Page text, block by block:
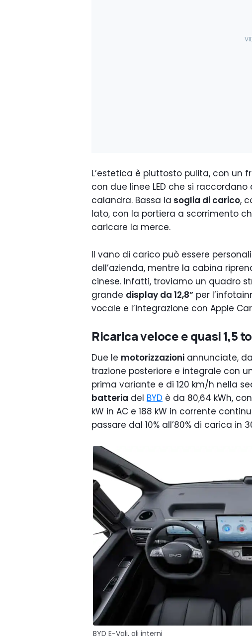
L’estetica è piuttosto pulita, con un
con due linee LED che si
calandra. Bassa la soglia di carico,
lato, con la portiera a scorrimento
caricare la merce.
Il vano di carico può essere
dell’azienda, mentre la cabina
cinese. Infatti, troviamo un quadro
grande display da 12,8” per
vocale e l’integrazione con Apple
Ricarica veloce e quasi 1,5
Due le motorizzazioni annunciate, da
trazione posteriore e integrale con
prima variante e di 120 km/h nella
batteria del BYD è da 80,64 kWh,
kW in AC e 188 kW in corrente
passare dal 10% all’80% di carica in
BYD E-Vali, gli interni